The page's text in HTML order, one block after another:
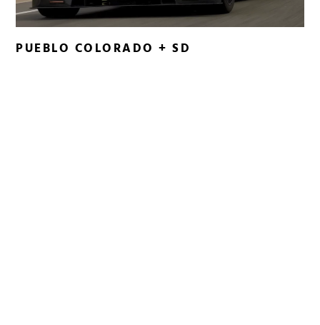
PUEBLO COLORADO + SD